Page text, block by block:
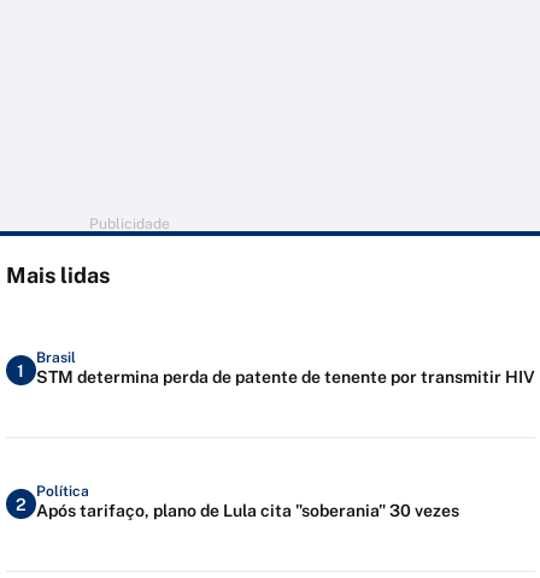
Publicidade
Mais lidas
1
Brasil
STM determina perda de patente de tenente por transmitir HIV
2
Política
Após tarifaço, plano de Lula cita "soberania" 30 vezes